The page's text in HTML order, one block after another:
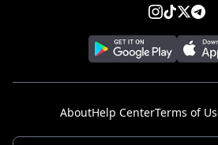
AboutHelp CenterTerms of